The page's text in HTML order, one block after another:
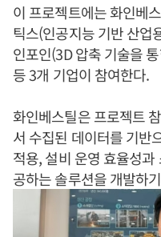
이 프로젝트에는 화인베
틱스(인공지능 기반 산업
인포인(3D 압축 기술을
등 3개 기업이 참여한다.
화인베스틸은 프로젝트
서 수집된 데이터를 기반
적용, 설비 운영 효율성
공하는 솔루션을 개발하